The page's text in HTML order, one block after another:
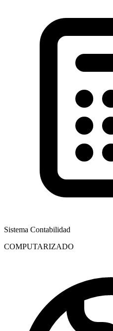
Sistema Contabilidad
COMPUTARIZADO